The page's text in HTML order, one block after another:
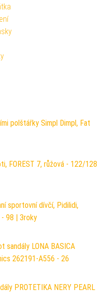
polštářky Simpl Dimpl, Fat
FOREST 7, růžová - 122/128
sportovní dívčí, Pidilidi,
- 98 | 3roky
sandály LONA BASICA
262191-A556 - 26
PROTETIKA NERY PEARL